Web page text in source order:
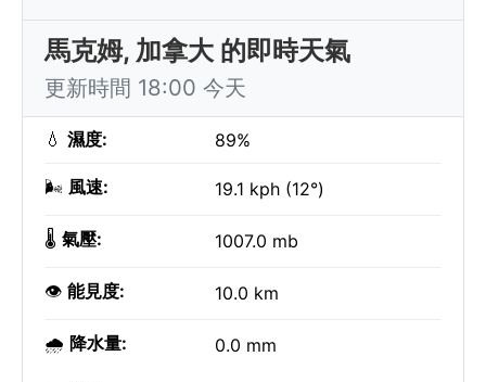
馬克姆, 加拿大 的即時天氣
更新時間 18:00 今天
💧 濕度: 89%
🌬️ 風速: 19.1 kph (12°)
🌡️ 氣壓: 1007.0 mb
👁️ 能見度: 10.0 km
🌧️ 降水量: 0.0 mm